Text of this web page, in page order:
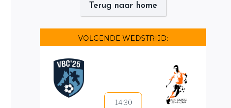
Terug naar home
VOLGENDE WEDSTRIJD:
14:30